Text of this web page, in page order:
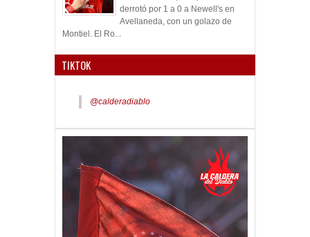
derrotó por 1 a 0 a Newell's en
Avellaneda, con un golazo de
Montiel. El Ro...
TIKTOK
@calderadiablo